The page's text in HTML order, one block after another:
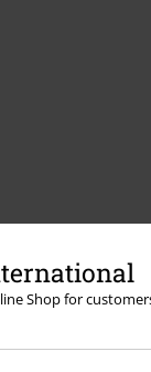
Shop for